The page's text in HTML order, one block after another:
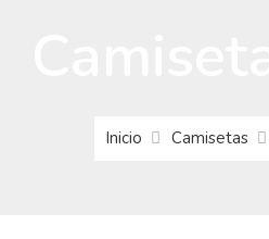
Inicio Camisetas